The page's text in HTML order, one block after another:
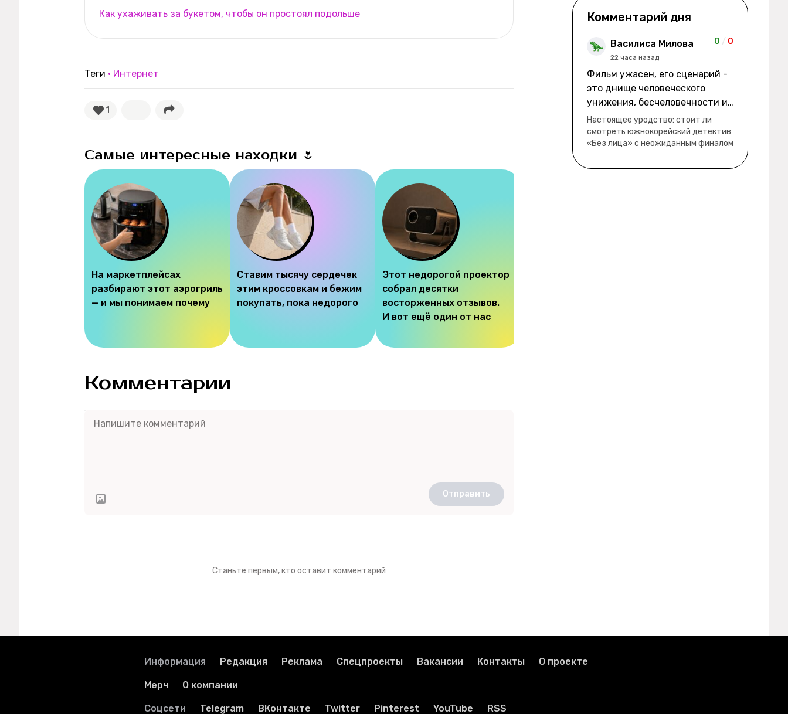
Как ухаживать за букетом, чтобы он простоял подольше
Теги Интернет
1
Самые интересные находки 🌷
На маркетплейсах
разбирают этот аэрогриль
— и мы понимаем почему
Ставим тысячу сердечек
этим кроссовкам и бежим
покупать, пока недорого
Этот недорогой проектор
собрал десятки
восторженных отзывов.
И вот ещё один от нас
Комментарии
Отправить
Станьте первым, кто оставит комментарий
Комментарий дня
Василиса Милова
22 часа назад
0 / 0
Фильм ужасен, его сценарий -
это днище человеческого
унижения, бесчеловечности и
людского убожества. Азиаты
часто такое снимают и это о
чем-то говорит. Почему из
женщины и родственники, и
Настоящее уродство: стоит ли
смотреть южнокорейский детектив
«Без лица» с неожиданным финалом
Информация Редакция Реклама Спецпроекты Вакансии Контакты О проекте
Мерч О компании
Соцсети Telegram ВКонтакте Twitter Pinterest YouTube RSS